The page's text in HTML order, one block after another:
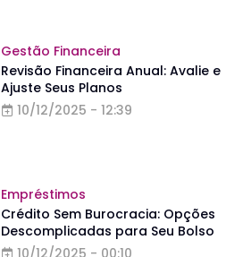
Gestão Financeira
Revisão Financeira Anual: Avalie e
Ajuste Seus Planos
10/12/2025 - 12:39
Empréstimos
Crédito Sem Burocracia: Opções
Descomplicadas para Seu Bolso
10/12/2025 - 00:10